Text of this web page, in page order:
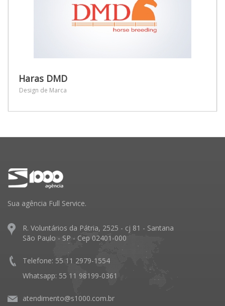
Haras DMD
Design de Marca
Sua agência Full Service.
R. Voluntários da Pátria, 2525 - cj 81 - Santana
São Paulo - SP - Cep 02401-000
Telefone: 55 11 2979-1554
Whatsapp: 55 11 98199-0361
atendimento@s1000.com.br